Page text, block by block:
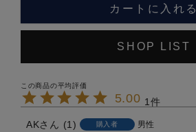
カートに入れる
SHOP LIST
5.00 1
AK 1 購入者
男性